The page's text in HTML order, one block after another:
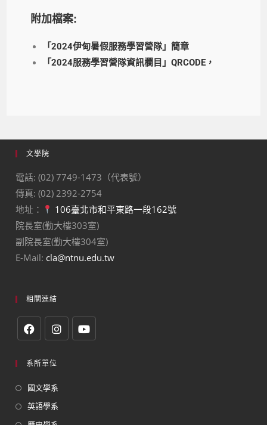
附加檔案:
「2024伊甸暑假服務學習營隊」簡章
「2024服務學習營隊資訊欄目」QRCODE，
文學院
電話: (02) 7749-1473（代表號）
傳真: (02) 2392-2754
地址：
106臺北市和平東路一段162號
院長室(勤大樓303室)
副院長室(勤大樓304室)
E-Mail: cla@ntnu.edu.tw
相關連結
系所單位
國文學系
英語學系